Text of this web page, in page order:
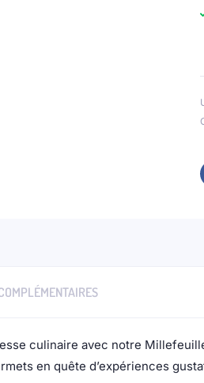
culinaire avec notre
en quête d’expériences